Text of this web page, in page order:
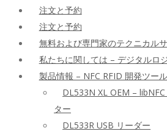
注文と予約
注文と予約
無料および専門家のテクニカル
私たちに関しては – デジタルロ
製品情報 – NFC RFID 開発ツール
DL533N XL OEM –
ター
DL533R USB リーダー